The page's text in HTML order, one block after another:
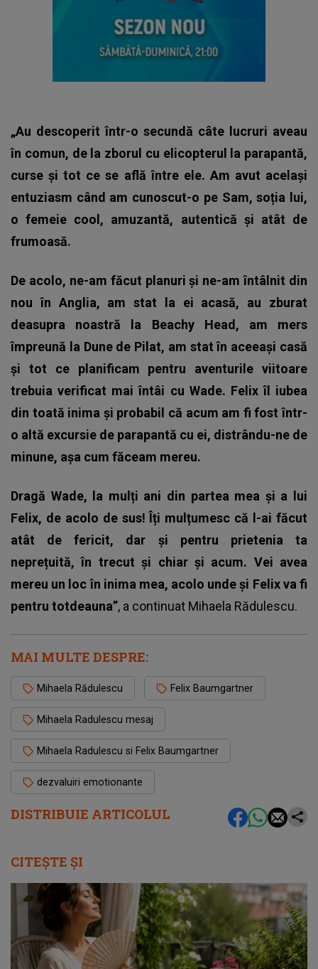
DISTRIBUIE ARTICOLUL
„Au descoperit într-o secundă câte lucruri aveau
în comun, de la zborul cu elicopterul la parapantă,
curse și tot ce se află între ele. Am avut același
entuziasm când am cunoscut-o pe Sam, soția lui,
o femeie cool, amuzantă, autentică și atât de
frumoasă.
De acolo, ne-am făcut planuri și ne-am întâlnit din
nou în Anglia, am stat la ei acasă, au zburat
deasupra noastră la Beachy Head, am mers
împreună la Dune de Pilat, am stat în aceeași casă
și tot ce planificam pentru aventurile viitoare
trebuia verificat mai întâi cu Wade. Felix îl iubea
din toată inima și probabil că acum am fi fost într-
o altă excursie de parapantă cu ei, distrându-ne de
minune, așa cum făceam mereu.
Dragă Wade, la mulți ani din partea mea și a lui
Felix, de acolo de sus! Îți mulțumesc că l-ai făcut
atât de fericit, dar și pentru prietenia ta
neprețuită, în trecut și chiar și acum. Vei avea
mereu un loc în inima mea, acolo unde și Felix va fi
pentru totdeauna”, a continuat Mihaela Rădulescu.
MAI MULTE DESPRE:
Mihaela Rădulescu Felix Baumgartner
Mihaela Radulescu mesaj
Mihaela Radulescu si Felix Baumgartner
dezvaluiri emotionante
CITEȘTE ȘI